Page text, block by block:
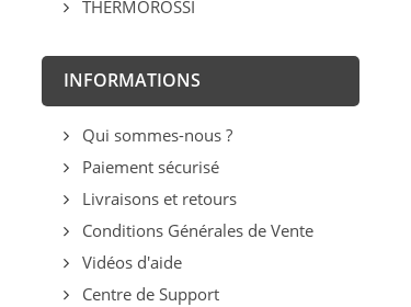
THERMOROSSI
INFORMATIONS
Qui sommes-nous ?
Paiement sécurisé
Livraisons et retours
Conditions Générales de Vente
Vidéos d'aide
Centre de Support